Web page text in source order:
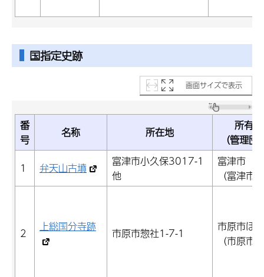
国指定史跡
画面サイズで表示
番
号
名称 所在地
所有者
（管理団
1
弁天山古墳
富津市小久保3017-1
他
富津市
（富津市）
2 上総国分寺跡 市原市惣社1-7-1
市原市ほか
（市原市）